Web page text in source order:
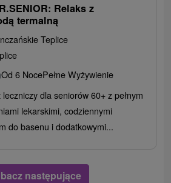
Relaks z
termalną
Teplice
Od 6 NocePełne Wyżywienie
dla seniorów 60+ z pełnym
lekarskimi, codziennymi
do basenu i dodatkowymi...
następujące